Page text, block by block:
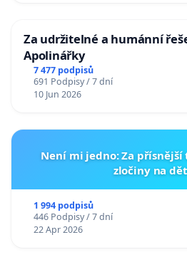
Za udržitelné a humánní
Apolinářky
7 477 podpisů
691 Podpisy / 7 dní
10 Jun 2026
Není mi jedno: Za
zločiny na
1 994 podpisů
446 Podpisy / 7 dní
22 Apr 2026